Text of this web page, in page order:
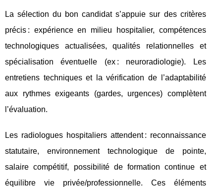
La sélection du bon candidat s’appuie sur des critères
précis : expérience en milieu hospitalier, compétences
technologiques actualisées, qualités relationnelles et
spécialisation éventuelle (ex : neuroradiologie). Les
entretiens techniques et la vérification de l’adaptabilité
aux rythmes exigeants (gardes, urgences) complètent
l’évaluation.
Les radiologues hospitaliers attendent : reconnaissance
statutaire, environnement technologique de pointe,
salaire compétitif, possibilité de formation continue et
équilibre vie privée/professionnelle. Ces éléments